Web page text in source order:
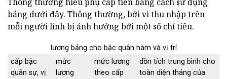
bảng dưới đây. Thông thường, bởi vì thu nhập trên
mỗi người lính bị ảnh hưởng bởi một số chỉ tiêu.
lương bảng cho bậc quân hàm và vị trí
cấp bậc
quân sự, vị
mức
lương
mức lương
theo cấp
dồn tích trung bình cho
toàn diện tháng của